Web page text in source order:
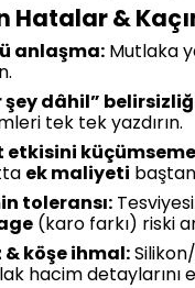
Hatalar &
anlaşma: Mutlaka
şey dâhil”
tek tek yazdırın.
etkisini
ek maliyeti
toleransı:
(karo farkı) riski
& köşe ihmal:
hacim detaylarını